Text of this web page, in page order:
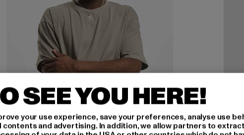
SEE YOU HERE!
your use experience, save your preferences, analyse use
and advertising. In addition, we allow partners to